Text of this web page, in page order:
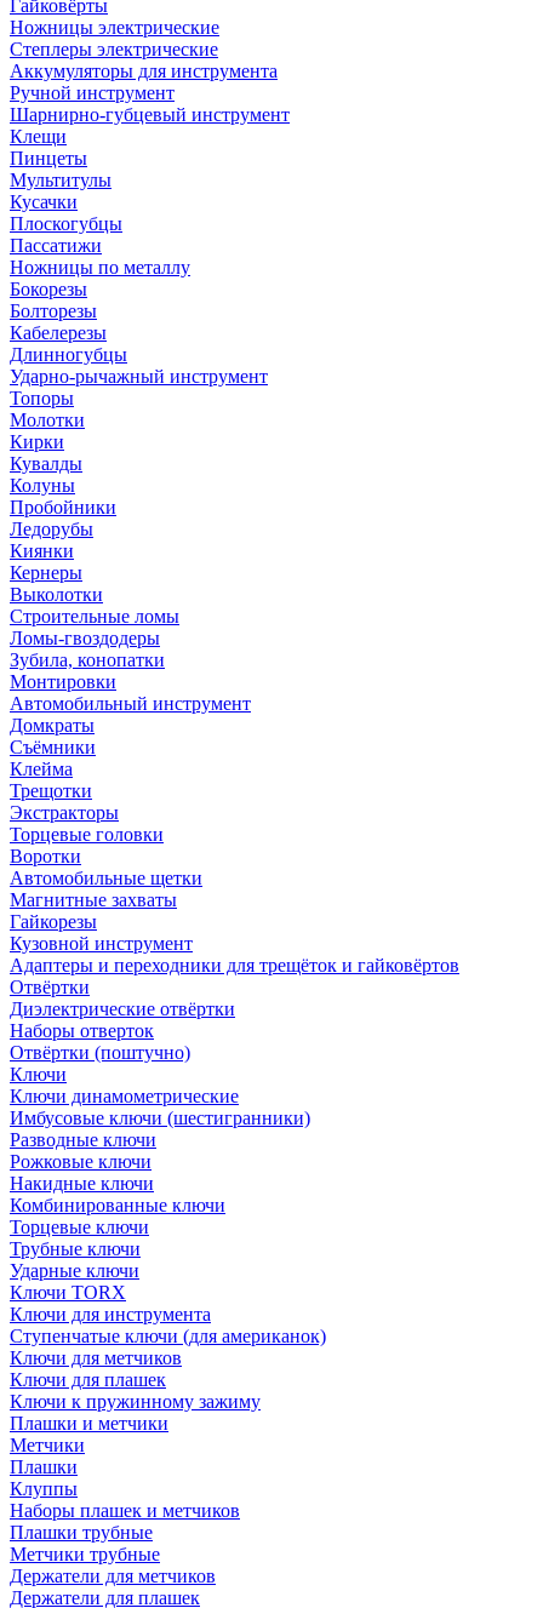
Гайковёрты
Ножницы электрические
Степлеры электрические
Аккумуляторы для инструмента
Ручной инструмент
Шарнирно-губцевый инструмент
Клещи
Пинцеты
Мультитулы
Кусачки
Плоскогубцы
Пассатижи
Ножницы по металлу
Бокорезы
Болторезы
Кабелерезы
Длинногубцы
Ударно-рычажный инструмент
Топоры
Молотки
Кирки
Кувалды
Колуны
Пробойники
Ледорубы
Киянки
Кернеры
Выколотки
Строительные ломы
Ломы-гвоздодеры
Зубила, конопатки
Монтировки
Автомобильный инструмент
Домкраты
Съёмники
Клейма
Трещотки
Экстракторы
Торцевые головки
Воротки
Автомобильные щетки
Магнитные захваты
Гайкорезы
Кузовной инструмент
Адаптеры и переходники для трещёток и гайковёртов
Отвёртки
Диэлектрические отвёртки
Наборы отверток
Отвёртки (поштучно)
Ключи
Ключи динамометрические
Имбусовые ключи (шестигранники)
Разводные ключи
Рожковые ключи
Накидные ключи
Комбинированные ключи
Торцевые ключи
Трубные ключи
Ударные ключи
Ключи TORX
Ключи для инструмента
Ступенчатые ключи (для американок)
Ключи для метчиков
Ключи для плашек
Ключи к пружинному зажиму
Плашки и метчики
Метчики
Плашки
Клуппы
Наборы плашек и метчиков
Плашки трубные
Метчики трубные
Держатели для метчиков
Держатели для плашек